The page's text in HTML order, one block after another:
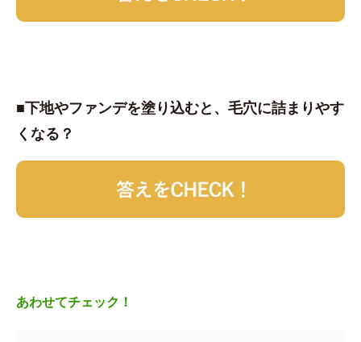
■下地やファンデを塗り込むと、毛穴に詰まりやす
くなる？
あわせてチェック！